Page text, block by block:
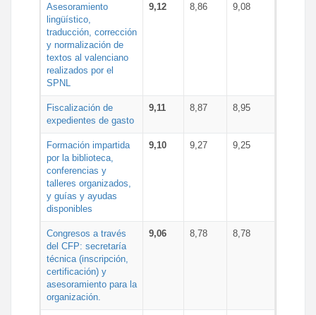
Asesoramiento
lingüístico,
traducción, corrección
y normalización de
textos al valenciano
realizados por el
SPNL
9,12 8,86 9,08
Fiscalización de
expedientes de gasto
9,11 8,87 8,95
Formación impartida
por la biblioteca,
conferencias y
talleres organizados,
y guías y ayudas
disponibles
9,10 9,27 9,25
Congresos a través
del CFP: secretaría
técnica (inscripción,
certificación) y
asesoramiento para la
organización.
9,06 8,78 8,78